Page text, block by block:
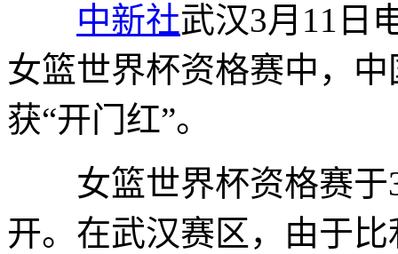
中新社武汉3月11日
女篮世界杯资格赛中，
获“开门红”。
女篮世界杯资格赛于3
开。在武汉赛区，由于